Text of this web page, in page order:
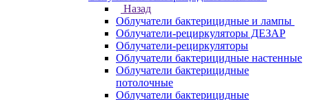
Назад
Облучатели бактерицидные и лампы
Облучатели-рециркуляторы ДЕЗАР
Облучатели-рециркуляторы
Облучатели бактерицидные настенные
Облучатели бактерицидные
потолочные
Облучатели бактерицидные